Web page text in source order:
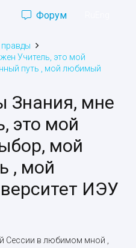
Форум
Учитель, это мой
путь , мой любимый
Знания, мне
это мой
мой
, мой
ИЭУ
Сессии в любимом мной ,